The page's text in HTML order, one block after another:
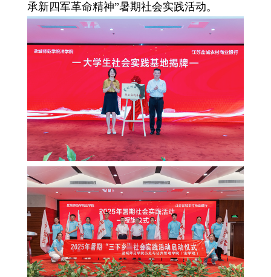
承新四军革命精神”暑期社会实践活动。